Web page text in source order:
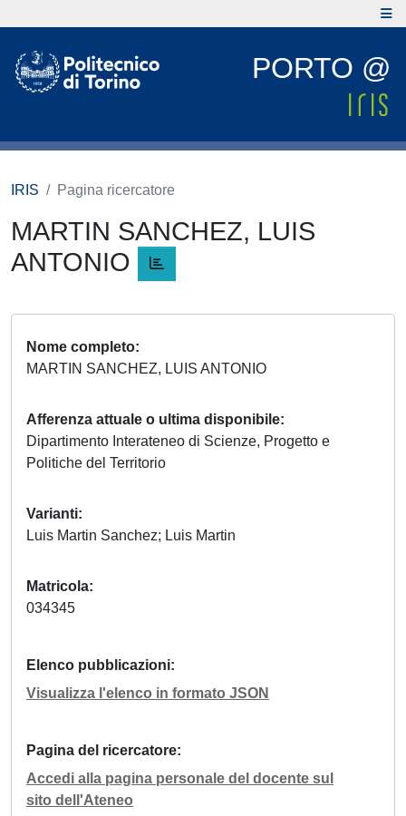
PORTO @
IRIS Pagina ricercatore
MARTIN SANCHEZ, LUIS
ANTONIO
Nome completo
MARTIN SANCHEZ, LUIS ANTONIO
Afferenza attuale o ultima disponibile
Dipartimento Interateneo di Scienze, Progetto e
Politiche del Territorio
Varianti
Luis Martin Sanchez; Luis Martin
Matricola
034345
Elenco pubblicazioni
Visualizza l'elenco in formato JSON
Pagina del ricercatore
Accedi alla pagina personale del docente sul
sito dell'Ateneo